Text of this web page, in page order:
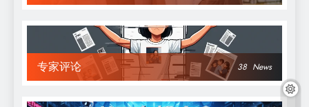
专家评论 38 News